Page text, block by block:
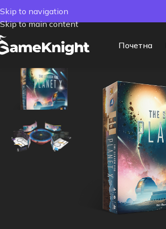
Skip to navigation
Skip to main content
Почетна